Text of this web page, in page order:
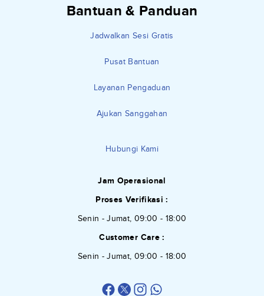
Bantuan & Panduan
Jadwalkan Sesi Gratis
Pusat Bantuan
Layanan Pengaduan
Ajukan Sanggahan
Hubungi Kami
Jam Operasional
Proses Verifikasi :
Senin - Jumat, 09:00 - 18:00
Customer Care :
Senin - Jumat, 09:00 - 18:00